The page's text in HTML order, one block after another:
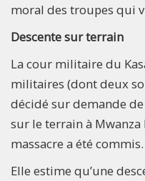
moral des troupes qui
Descente sur terrain
La cour militaire du
militaires (dont deux
décidé sur demande
sur le terrain à
massacre a été commis.
Elle estime qu’une